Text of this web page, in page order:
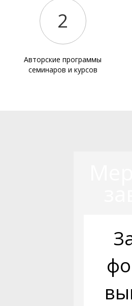
2
Авторские программы
семинаров и курсов